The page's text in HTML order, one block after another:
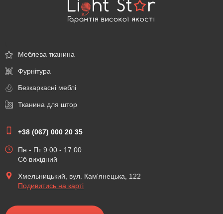
Меблева тканина
Фурнітура
Безкаркасні меблі
Тканина для штор
+38 (067) 000 20 35
Пн - Пт 9:00 - 17:00
Сб вихідний
Хмельницький, вул. Кам'янецька, 122
Подивитись на карті